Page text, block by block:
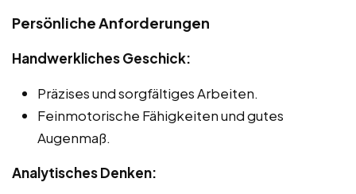
Persönliche Anforderungen
Handwerkliches Geschick:
Präzises und sorgfältiges Arbeiten.
Feinmotorische Fähigkeiten und gutes
Augenmaß.
Analytisches Denken: